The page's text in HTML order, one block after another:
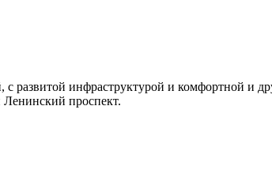
развитой инфраструктурой и комфортной и
проспект.